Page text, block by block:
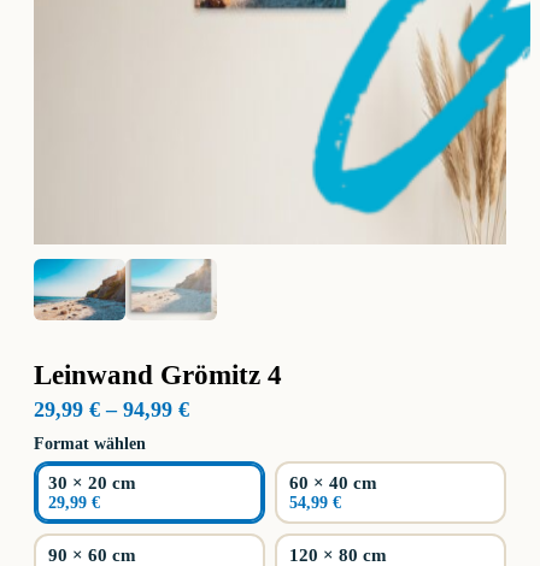
Leinwand Grömitz 4
29,99 € – 94,99 €Preisspanne:
bis
Format wählen
30 × 20 cm
29,99 €
60 × 40 cm
54,99 €
90 × 60 cm 120 × 80 cm